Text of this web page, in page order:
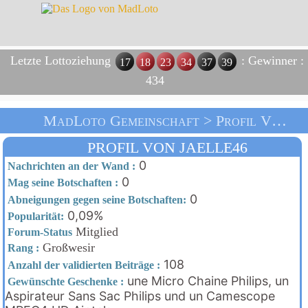
Letzte Lottoziehung 17 18 23 34 37 39
: Gewinner :
434
MadLoto Gemeinschaft > Profil Von Jaelle46 > Heim
PROFIL VON JAELLE46
Nachrichten an der Wand : 0
Mag seine Botschaften : 0
Abneigungen gegen seine Botschaften: 0
Popularität: 0,09%
Forum-Status Mitglied
Rang : Großwesir
Anzahl der validierten Beiträge : 108
Gewünschte Geschenke : une Micro Chaine Philips, un
Aspirateur Sans Sac Philips und un Camescope